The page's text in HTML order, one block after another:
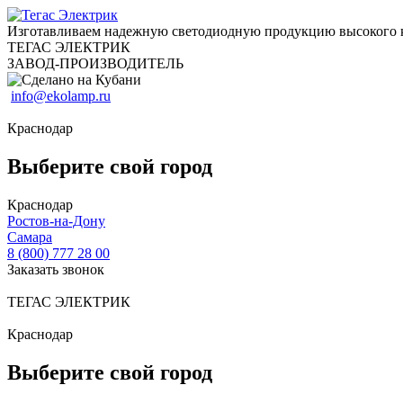
Изготавливаем надежную светодиодную продукцию высокого
ТЕГАС ЭЛЕКТРИК
ЗАВОД-ПРОИЗВОДИТЕЛЬ
info@ekolamp.ru
Краснодар
Выберите свой город
Краснодар
Ростов-на-Дону
Самара
8 (800) 777 28 00
Заказать звонок
ТЕГАС ЭЛЕКТРИК
Краснодар
Выберите свой город